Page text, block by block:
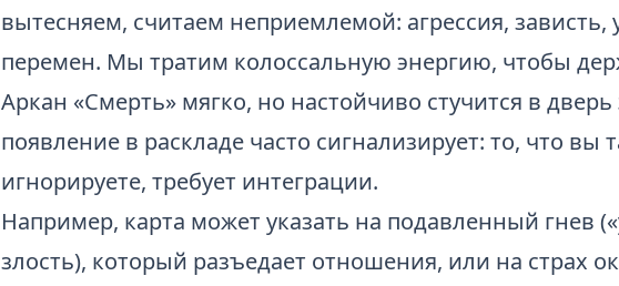
вытесняем, считаем неприемлемой: агрессия, зависть,
перемен. Мы тратим колоссальную энергию, чтобы
Аркан «Смерть» мягко, но настойчиво стучится в дверь
появление в раскладе часто сигнализирует: то, что вы
игнорируете, требует интеграции.
Например, карта может указать на подавленный гнев
злость), который разъедает отношения, или на страх